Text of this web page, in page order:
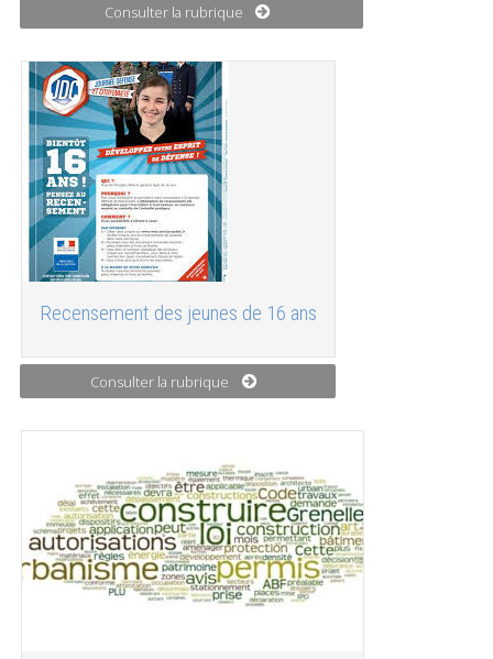
Consulter la rubrique
Recensement des jeunes de 16 ans
Consulter la rubrique